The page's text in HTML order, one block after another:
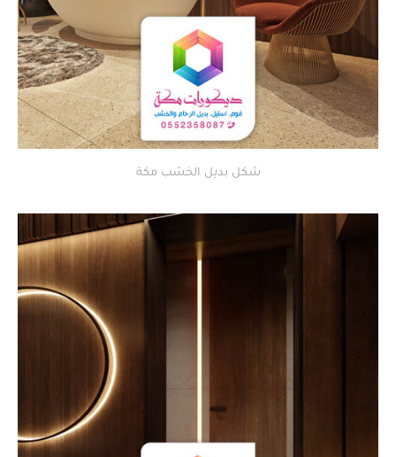
شكل بديل الخشب مكة